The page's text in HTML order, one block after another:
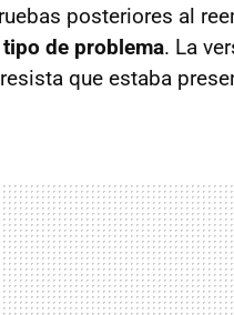
posteriores al
de problema. La
que estaba